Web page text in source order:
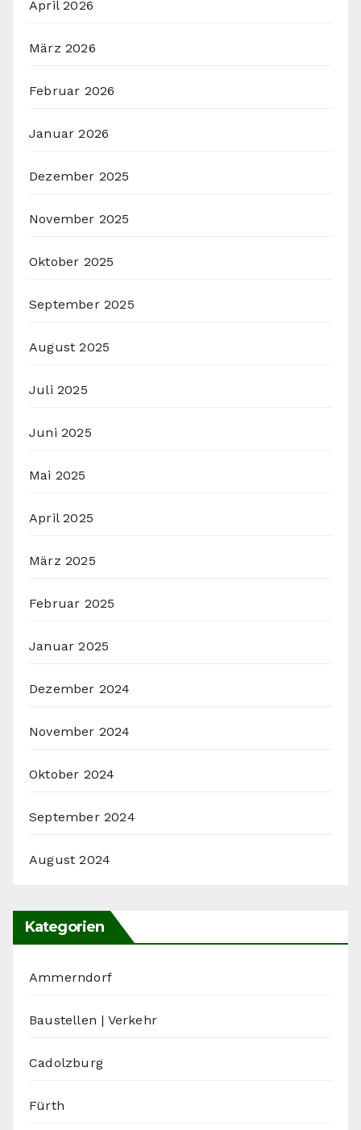
April 2026
März 2026
Februar 2026
Januar 2026
Dezember 2025
November 2025
Oktober 2025
September 2025
August 2025
Juli 2025
Juni 2025
Mai 2025
April 2025
März 2025
Februar 2025
Januar 2025
Dezember 2024
November 2024
Oktober 2024
September 2024
August 2024
Kategorien
Ammerndorf
Baustellen | Verkehr
Cadolzburg
Fürth